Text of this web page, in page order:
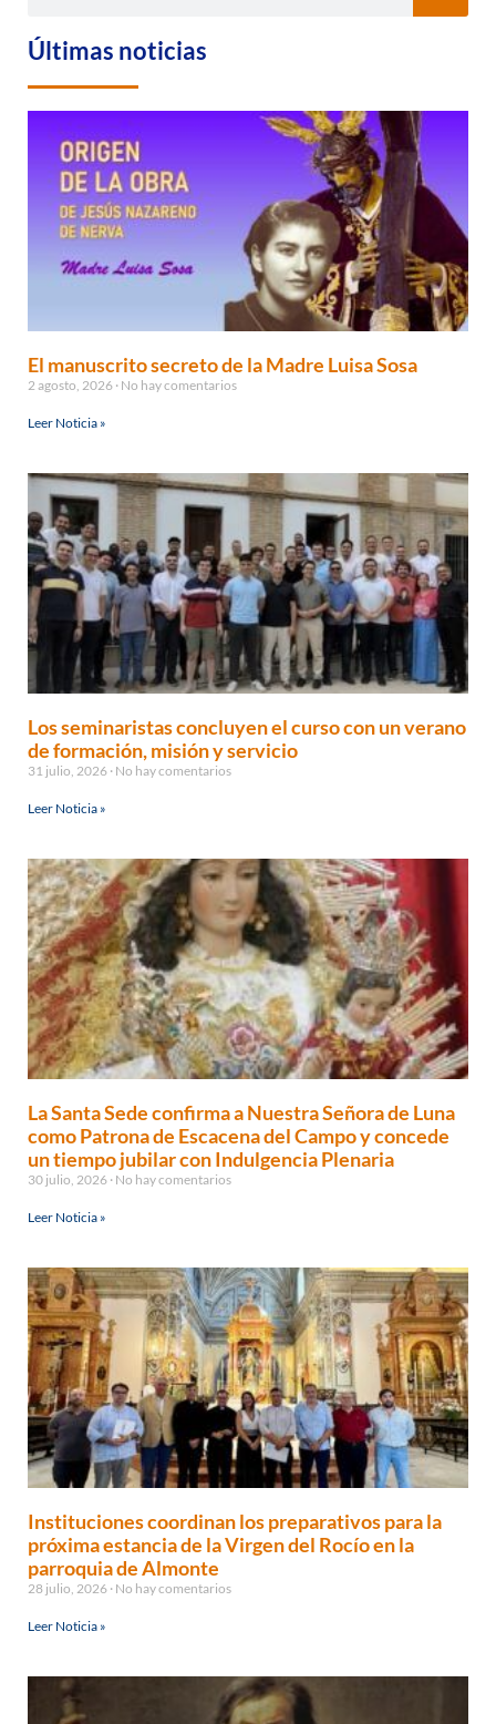
Últimas noticias
El manuscrito secreto de la Madre Luisa Sosa
2 agosto, 2026 No hay comentarios
Leer Noticia »
Los seminaristas concluyen el curso con un verano
de formación, misión y servicio
31 julio, 2026 No hay comentarios
Leer Noticia »
La Santa Sede confirma a Nuestra Señora de Luna
como Patrona de Escacena del Campo y concede
un tiempo jubilar con Indulgencia Plenaria
30 julio, 2026 No hay comentarios
Leer Noticia »
Instituciones coordinan los preparativos para la
próxima estancia de la Virgen del Rocío en la
parroquia de Almonte
28 julio, 2026 No hay comentarios
Leer Noticia »